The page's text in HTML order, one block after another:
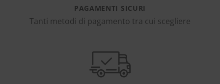
PAGAMENTI SICURI
Tanti metodi di pagamento tra cui scegliere